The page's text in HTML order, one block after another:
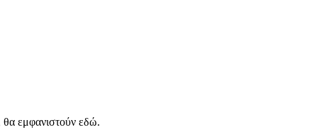
θα εμφανιστούν εδώ.